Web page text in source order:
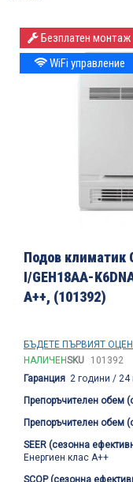
Преминете
към
края
на
Безплатен монтаж
WiFi управление
към
началото
на
галерия
Подов климатик
I/GEH18AA-
A++, (101392)
БЪДЕТЕ ПЪРВИЯТ
НАЛИЧЕНSKU
101392
Гаранция 2 години / 24
Препоръчителен обем
Препоръчителен обем
SEER (сезонна
Енергиен клас A++
SCOP (сезонна